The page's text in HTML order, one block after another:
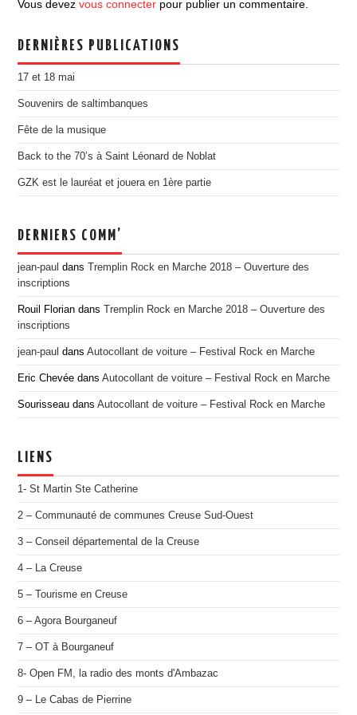
EDITION 2016
EDITION 2015
EDITION 2012
PRESSE
CONTACT
Vous devezvous connecter pour publier un commentaire.
DERNIÈRES PUBLICATIONS
17 et 18 mai
Souvenirs de saltimbanques
Fête de la musique
Back to the 70’s à Saint Léonard de Noblat
GZK est le lauréat et jouera en 1ère partie
DERNIERS COMM’
jean-paul dansTremplin Rock en Marche 2018 – Ouverture des
inscriptions
Rouil Florian dansTremplin Rock en Marche 2018 – Ouverture des
inscriptions
jean-paul dansAutocollant de voiture – Festival Rock en Marche
Eric Chevée dansAutocollant de voiture – Festival Rock en Marche
Sourisseau dansAutocollant de voiture – Festival Rock en Marche
LIENS
1- St Martin Ste Catherine
2 – Communauté de communes Creuse Sud-Ouest
3 – Conseil départemental de la Creuse
4 – La Creuse
5 – Tourisme en Creuse
6 – Agora Bourganeuf
7 – OT à Bourganeuf
8- Open FM, la radio des monts d'Ambazac
9 – Le Cabas de Pierrine